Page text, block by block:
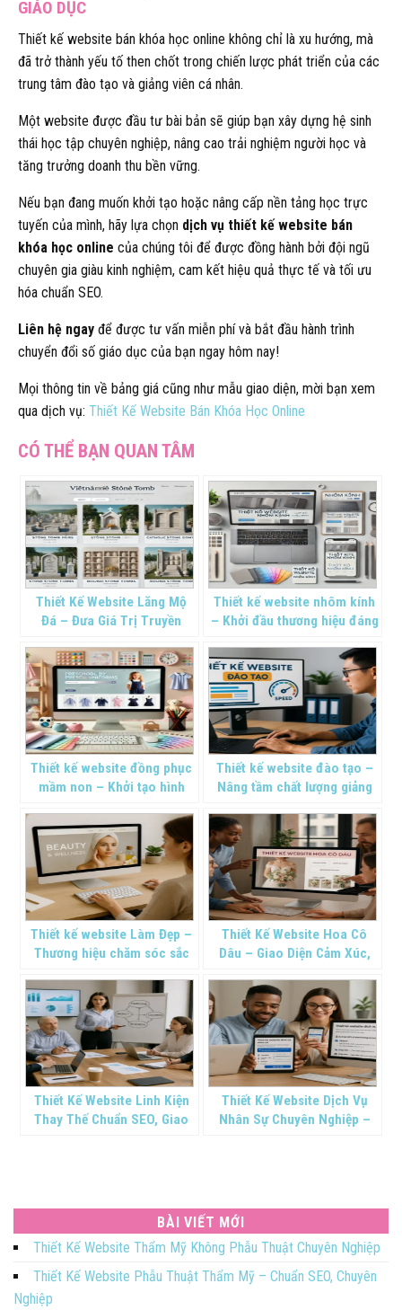
GIÁO DỤC
Thiết kế website bán khóa học online không chỉ là xu hướng, mà
đã trở thành yếu tố then chốt trong chiến lược phát triển của các
trung tâm đào tạo và giảng viên cá nhân.
Một website được đầu tư bài bản sẽ giúp bạn xây dựng hệ sinh
thái học tập chuyên nghiệp, nâng cao trải nghiệm người học và
tăng trưởng doanh thu bền vững.
Nếu bạn đang muốn khởi tạo hoặc nâng cấp nền tảng học trực
tuyến của mình, hãy lựa chọn dịch vụ thiết kế website bán
khóa học online của chúng tôi để được đồng hành bởi đội ngũ
chuyên gia giàu kinh nghiệm, cam kết hiệu quả thực tế và tối ưu
hóa chuẩn SEO.
Liên hệ ngay để được tư vấn miễn phí và bắt đầu hành trình
chuyển đổi số giáo dục của bạn ngay hôm nay!
Mọi thông tin về bảng giá cũng như mẫu giao diện, mời bạn xem
qua dịch vụ: Thiết Kế Website Bán Khóa Học Online
Thiết Kế Website Lăng Mộ
Đá – Đưa Giá Trị Truyền
Thiết kế website nhôm kính
– Khởi đầu thương hiệu đáng
Thiết kế website đồng phục
mầm non – Khởi tạo hình
Thiết kế website đào tạo –
Nâng tầm chất lượng giảng
Thiết kế website Làm Đẹp –
Thương hiệu chăm sóc sắc
Thiết Kế Website Hoa Cô
Dâu – Giao Diện Cảm Xúc,
Thiết Kế Website Linh Kiện
Thay Thế Chuẩn SEO, Giao
Thiết Kế Website Dịch Vụ
Nhân Sự Chuyên Nghiệp –
BÀI VIẾT MỚI
Thiết Kế Website Thẩm Mỹ Không Phẫu Thuật Chuyên Nghiệp
Thiết Kế Website Phẫu Thuật Thẩm Mỹ – Chuẩn SEO, Chuyên
Nghiệp